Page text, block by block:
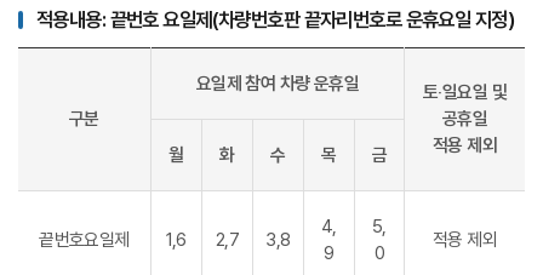
적용내용: 끝번호 요일제(차량번호판 끝자리번호로 운휴요일 지정)
구분
요일제 참여 차량 운휴일
토‧일요일 및
공휴일
적용 제외
월 화 수 목 금
끝번호요일제 1,6 2,7 3,8
4,
9
5,
0
적용 제외